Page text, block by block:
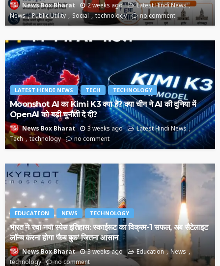
News Box Bharat 2 weeks ago
Latest Hindi News
News
Public Utility Social technology no comment
LATEST HINDI NEWS TECH TECHNOLOGY
Moonshot AI का Kimi K3 क्या है? क्या चीन ने AI की दुनिया में
OpenAI को बड़ी चुनौती दे दी?
News Box Bharat 3 weeks ago
Latest Hindi News
Tech
technology no comment
EDUCATION NEWS TECHNOLOGY
भारत ने रचा नया स्पेस इतिहास: स्काईरूट का विक्रम-1 सफल, अब सैटेलाइट
लॉन्च करना होगा ‘कैब बुक’ जितना आसान
News Box Bharat 3 weeks ago Education
News
technology
no comment